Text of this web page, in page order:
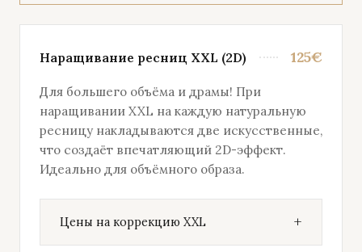
Наращивание ресниц XXL (2D) 125€
Для большего объёма и драмы! При
наращивании XXL на каждую натуральную
ресницу накладываются две искусственные,
что создаёт впечатляющий 2D-эффект.
Идеально для объёмного образа.
Цены на коррекцию XXL